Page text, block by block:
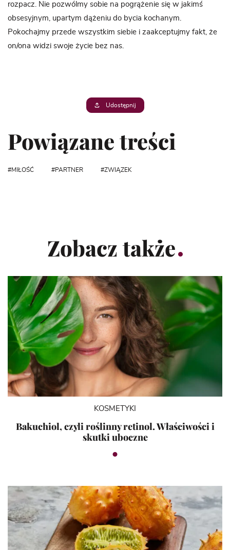
rozpacz. Nie pozwólmy sobie na pogrążenie się w jakimś
obsesyjnym, upartym dążeniu do bycia kochanym.
Pokochajmy przede wszystkim siebie i zaakceptujmy fakt, że
on/ona widzi swoje życie bez nas.
Udostępnij
Powiązane treści
MIŁOŚĆ PARTNER ZWIĄZEK
Zobacz także
KOSMETYKI
Bakuchiol, czyli roślinny retinol. Właściwości i
skutki uboczne